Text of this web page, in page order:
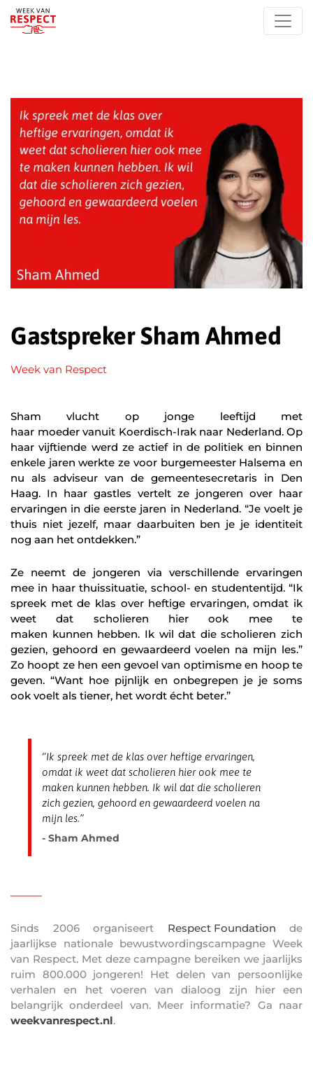
Gastspreker Sham Ahmed
Week van Respect
Sham vlucht op jonge leeftijd met
haar moeder vanuit Koerdisch-Irak naar Nederland. Op
haar vijftiende werd ze actief in de politiek en binnen
enkele jaren werkte ze voor burgemeester Halsema en
nu als adviseur van de gemeentesecretaris in Den
Haag. In haar gastles vertelt ze jongeren over haar
ervaringen in die eerste jaren in Nederland. “Je voelt je
thuis niet jezelf, maar daarbuiten ben je je identiteit
nog aan het ontdekken.”
Ze neemt de jongeren via verschillende ervaringen
mee in haar thuissituatie, school- en studententijd. “Ik
spreek met de klas over heftige ervaringen, omdat ik
weet dat scholieren hier ook mee te
maken kunnen hebben. Ik wil dat die scholieren zich
gezien, gehoord en gewaardeerd voelen na mijn les.”
Zo hoopt ze hen een gevoel van optimisme en hoop te
geven. “Want hoe pijnlijk en onbegrepen je je soms
ook voelt als tiener, het wordt écht beter.”
“Ik spreek met de klas over heftige ervaringen,
omdat ik weet dat scholieren hier ook mee te
maken kunnen hebben. Ik wil dat die scholieren
zich gezien, gehoord en gewaardeerd voelen na
mijn les.”
- Sham Ahmed
———
Sinds 2006 organiseert Respect Foundation de
jaarlijkse nationale bewustwordingscampagne Week
van Respect. Met deze campagne bereiken we jaarlijks
ruim 800.000 jongeren! Het delen van persoonlijke
verhalen en het voeren van dialoog zijn hier een
belangrijk onderdeel van. Meer informatie? Ga naar
weekvanrespect.nl.